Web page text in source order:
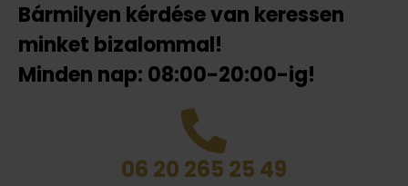
Bármilyen kérdése van keressen
minket bizalommal!
Minden nap: 08:00-20:00-ig!
06 20 265 25 49